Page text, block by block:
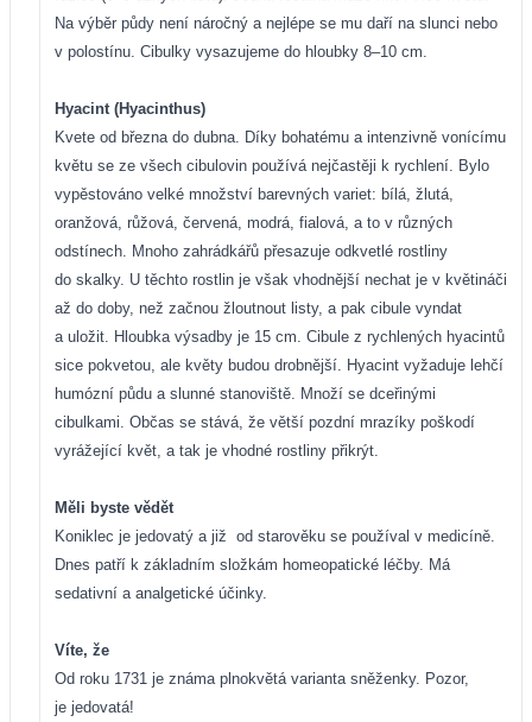
Na výběr půdy není náročný a nejlépe se mu daří na slunci nebo
v polostínu. Cibulky vysazujeme do hloubky 8–10 cm.
Hyacint (Hyacinthus)
Kvete od března do dubna. Díky bohatému a intenzivně vonícímu
květu se ze všech cibulovin používá nejčastěji k rychlení. Bylo
vypěstováno velké množství barevných variet: bílá, žlutá,
oranžová, růžová, červená, modrá, fialová, a to v různých
odstínech. Mnoho zahrádkářů přesazuje odkvetlé rostliny
do skalky. U těchto rostlin je však vhodnější nechat je v květináči
až do doby, než začnou žloutnout listy, a pak cibule vyndat
a uložit. Hloubka výsadby je 15 cm. Cibule z rychlených hyacintů
sice pokvetou, ale květy budou drobnější. Hyacint vyžaduje lehčí
humózní půdu a slunné stanoviště. Množí se dceřinými
cibulkami. Občas se stává, že větší pozdní mrazíky poškodí
vyrážející květ, a tak je vhodné rostliny přikrýt.
Měli byste vědět
Koniklec je jedovatý a již od starověku se používal v medicíně.
Dnes patří k základním složkám homeopatické léčby. Má
sedativní a analgetické účinky.
Víte, že
Od roku 1731 je známa plnokvětá varianta sněženky. Pozor,
je jedovatá!